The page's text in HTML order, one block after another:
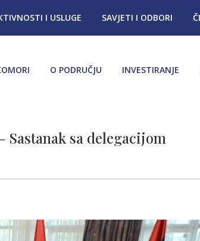
I USLUGE SAVJETI I ODBORI
O PODRUČJU INVESTIRANJE
sa delegacijom